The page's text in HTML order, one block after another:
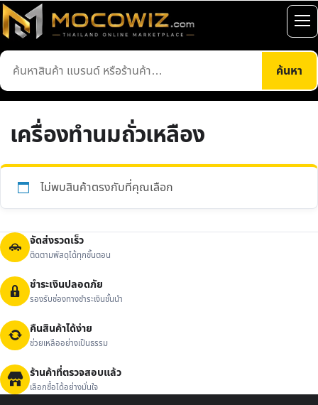
ข้าม
ไป
เนื้อหา
ค้นหา
สินค้า
ค้นหา
เปิ
เม
เครื่องทำนมถั่วเหลือง
ไม่พบสินค้าตรงกับที่คุณเลือก
จัดส่งรวดเร็ว
ติดตามพัสดุได้ทุกขั้นตอน
ชำระเงินปลอดภัย
รองรับช่องทางชำระเงินชั้นนำ
คืนสินค้าได้ง่าย
ช่วยเหลืออย่างเป็นธรรม
ร้านค้าที่ตรวจสอบแล้ว
เลือกซื้อได้อย่างมั่นใจ